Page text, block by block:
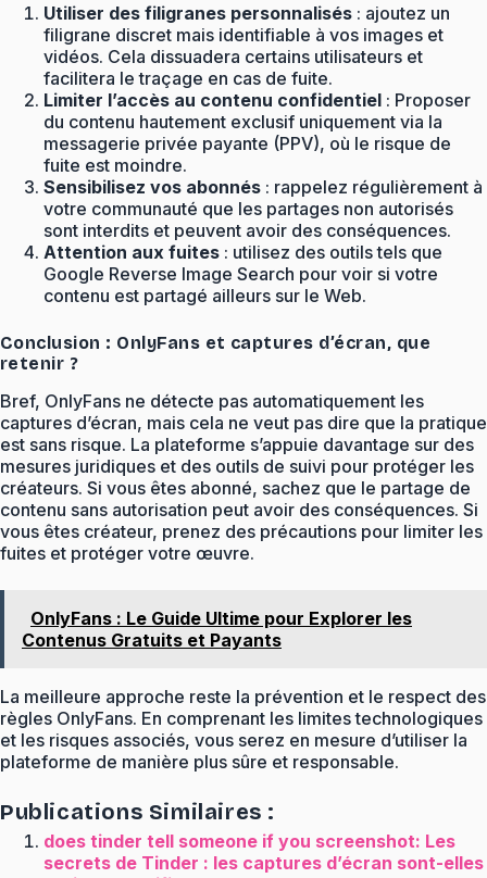
Utiliser des filigranes personnalisés : ajoutez un
filigrane discret mais identifiable à vos images et
vidéos. Cela dissuadera certains utilisateurs et
facilitera le traçage en cas de fuite.
Limiter l’accès au contenu confidentiel : Proposer
du contenu hautement exclusif uniquement via la
messagerie privée payante (PPV), où le risque de
fuite est moindre.
Sensibilisez vos abonnés : rappelez régulièrement à
votre communauté que les partages non autorisés
sont interdits et peuvent avoir des conséquences.
Attention aux fuites : utilisez des outils tels que
Google Reverse Image Search pour voir si votre
contenu est partagé ailleurs sur le Web.
Conclusion : OnlyFans et captures d’écran, que
retenir ?
Bref, OnlyFans ne détecte pas automatiquement les
captures d’écran, mais cela ne veut pas dire que la pratique
est sans risque. La plateforme s’appuie davantage sur des
mesures juridiques et des outils de suivi pour protéger les
créateurs. Si vous êtes abonné, sachez que le partage de
contenu sans autorisation peut avoir des conséquences. Si
vous êtes créateur, prenez des précautions pour limiter les
fuites et protéger votre œuvre.
OnlyFans : Le Guide Ultime pour Explorer les
Contenus Gratuits et Payants
La meilleure approche reste la prévention et le respect des
règles OnlyFans. En comprenant les limites technologiques
et les risques associés, vous serez en mesure d’utiliser la
plateforme de manière plus sûre et responsable.
Publications Similaires :
does tinder tell someone if you screenshot: Les
secrets de Tinder : les captures d’écran sont-elles